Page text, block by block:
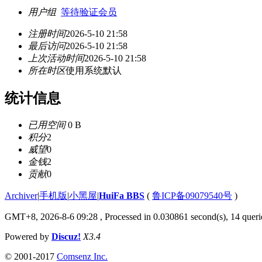
用户组 等待验证会员
注册时间2026-5-10 21:58
最后访问2026-5-10 21:58
上次活动时间2026-5-10 21:58
所在时区使用系统默认
统计信息
已用空间0 B
积分2
威望0
金钱2
贡献0
Archiver|手机版|小黑屋|HuiFa BBS ( 鲁ICP备09079540号 )
GMT+8, 2026-8-6 09:28 , Processed in 0.030861 second(s), 14
Powered by Discuz! X3.4
© 2001-2017 Comsenz Inc.